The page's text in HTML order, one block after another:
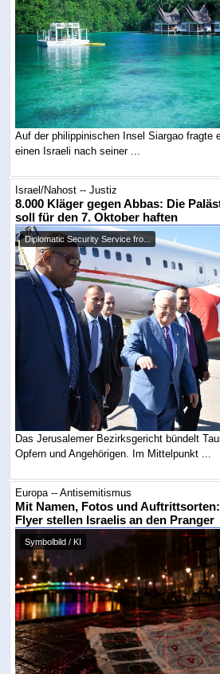
Auf der philippinischen Insel Siargao fragte
einen Israeli nach seiner ...
Israel/Nahost -- Justiz
8.000 Kläger gegen Abbas: Die
soll für den 7. Oktober haften
Diplomatic Security Service fro...
Das Jerusalemer Bezirksgericht bündelt
Opfern und Angehörigen. Im Mittelpunkt ...
Europa -- Antisemitismus
Mit Namen, Fotos und
Flyer stellen Israelis an den Pranger
Symbolbild / KI